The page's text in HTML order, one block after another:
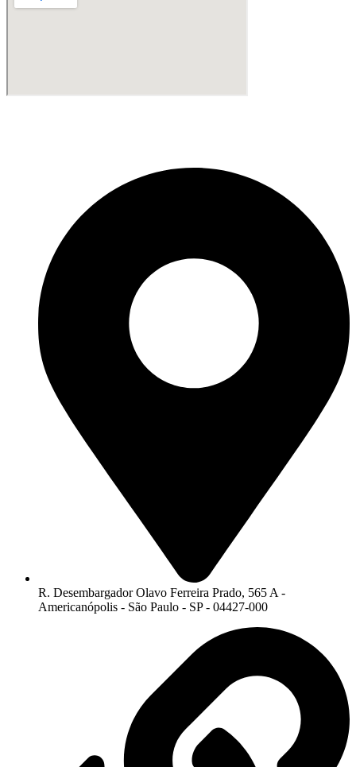
R. Desembargador Olavo Ferreira Prado, 565 A -
Americanópolis - São Paulo - SP - 04427-000